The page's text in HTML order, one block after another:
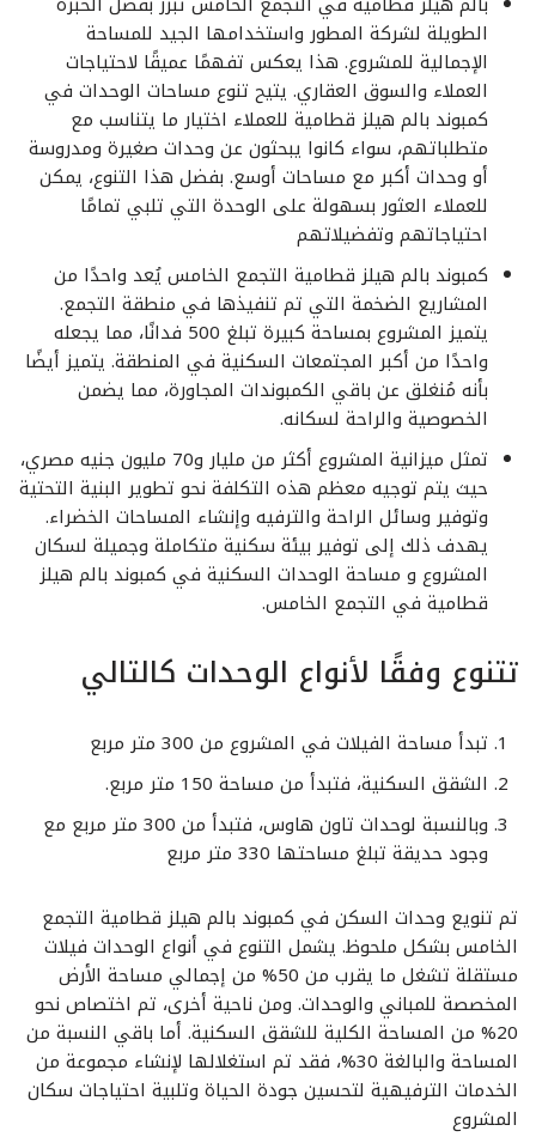
الطويلة لشركة المطور واستخدامها الجيد للمساحة
الإجمالية للمشروع. هذا يعكس تفهمًا عميقًا لاحتياجات
العملاء والسوق العقاري. يتيح تنوع مساحات الوحدات في
كمبوند بالم هيلز قطامية للعملاء اختيار ما يتناسب مع
متطلباتهم، سواء كانوا يبحثون عن وحدات صغيرة ومدروسة
أو وحدات أكبر مع مساحات أوسع. بفضل هذا التنوع، يمكن
للعملاء العثور بسهولة على الوحدة التي تلبي تمامًا
احتياجاتهم وتفضيلاتهم
كمبوند بالم هيلز قطامية التجمع الخامس يُعد واحدًا من
المشاريع الضخمة التي تم تنفيذها في منطقة التجمع.
يتميز المشروع بمساحة كبيرة تبلغ 500 فدانًا، مما يجعله
واحدًا من أكبر المجتمعات السكنية في المنطقة. يتميز أيضًا
بأنه مُنغلق عن باقي الكمبوندات المجاورة، مما يضمن
الخصوصية والراحة لسكانه.
تمثل ميزانية المشروع أكثر من مليار و70 مليون جنيه مصري،
حيث يتم توجيه معظم هذه التكلفة نحو تطوير البنية التحتية
وتوفير وسائل الراحة والترفيه وإنشاء المساحات الخضراء.
يهدف ذلك إلى توفير بيئة سكنية متكاملة وجميلة لسكان
المشروع و مساحة الوحدات السكنية في كمبوند بالم هيلز
قطامية في التجمع الخامس.
تتنوع وفقًا لأنواع الوحدات كالتالي
تبدأ مساحة الفيلات في المشروع من 300 متر مربع
الشقق السكنية، فتبدأ من مساحة 150 متر مربع.
وبالنسبة لوحدات تاون هاوس، فتبدأ من 300 متر مربع مع
وجود حديقة تبلغ مساحتها 330 متر مربع
تم تنويع وحدات السكن في كمبوند بالم هيلز قطامية التجمع
الخامس بشكل ملحوظ. يشمل التنوع في أنواع الوحدات فيلات
مستقلة تشغل ما يقرب من 50% من إجمالي مساحة الأرض
المخصصة للمباني والوحدات. ومن ناحية أخرى، تم اختصاص نحو
20% من المساحة الكلية للشقق السكنية. أما باقي النسبة من
المساحة والبالغة 30%، فقد تم استغلالها لإنشاء مجموعة من
الخدمات الترفيهية لتحسين جودة الحياة وتلبية احتياجات سكان
المشروع